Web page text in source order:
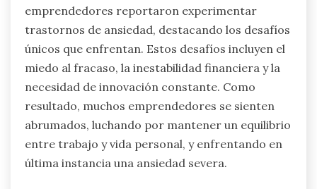
requiere conciencia y estrategias proactivas.
¿Cómo pueden los emprendedores
experimentar trastornos de ansiedad
severos?
Los emprendedores pueden experimentar
trastornos de ansiedad severos debido a altas
expectativas, lo que lleva al agotamiento y al